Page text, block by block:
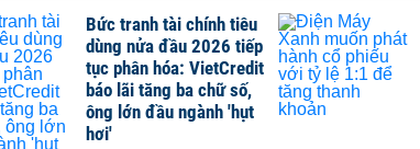
Bức tranh tài chính tiêu
dùng nửa đầu 2026 tiếp
tục phân hóa: VietCredit
báo lãi tăng ba chữ số,
ông lớn đầu ngành 'hụt
hơi'